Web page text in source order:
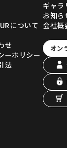
について
ギャラ
お知ら
会社概
せ
ーポリシー
法
オン